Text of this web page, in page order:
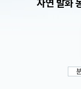
자연 발화